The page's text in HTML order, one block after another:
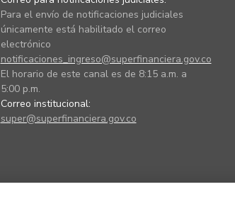
Para el envío de notificaciones judiciales
únicamente está habilitado el correo
electrónico
notificaciones_ingreso@superfinanciera.gov.co
El horario de este canal es de 8:15 a.m. a
5:00 p.m.
Correo institucional:
super@superfinanciera.gov.co